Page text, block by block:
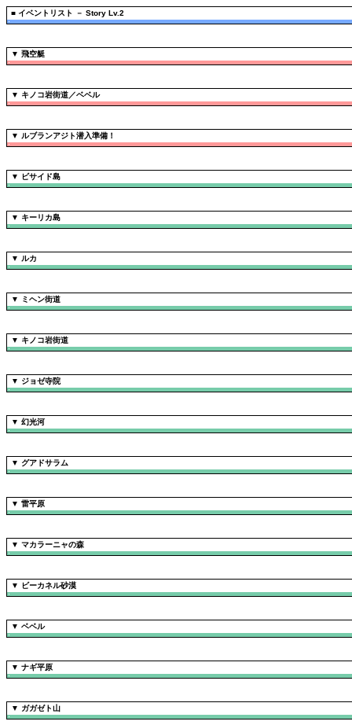
■ イベントリスト － Story Lv.2
▼ 飛空艇
▼ キノコ岩街道／ベベル
▼ ルブランアジト潜入準備！
▼ ビサイド島
▼ キーリカ島
▼ ルカ
▼ ミヘン街道
▼ キノコ岩街道
▼ ジョゼ寺院
▼ 幻光河
▼ グアドサラム
▼ 雷平原
▼ マカラーニャの森
▼ ビーカネル砂漠
▼ ベベル
▼ ナギ平原
▼ ガガゼト山